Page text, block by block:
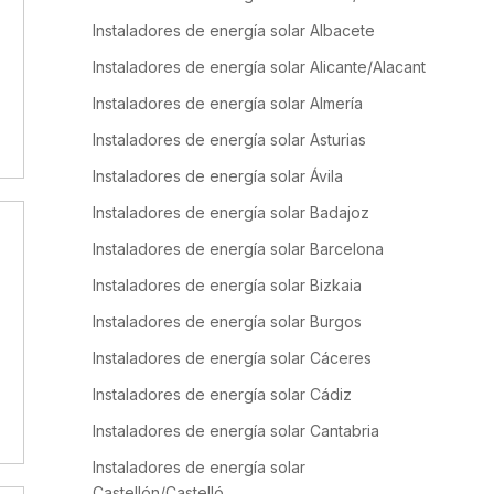
Instaladores de energía solar Albacete
Instaladores de energía solar Alicante/Alacant
Instaladores de energía solar Almería
Instaladores de energía solar Asturias
Instaladores de energía solar Ávila
Instaladores de energía solar Badajoz
Instaladores de energía solar Barcelona
Instaladores de energía solar Bizkaia
Instaladores de energía solar Burgos
Instaladores de energía solar Cáceres
Instaladores de energía solar Cádiz
Instaladores de energía solar Cantabria
Instaladores de energía solar